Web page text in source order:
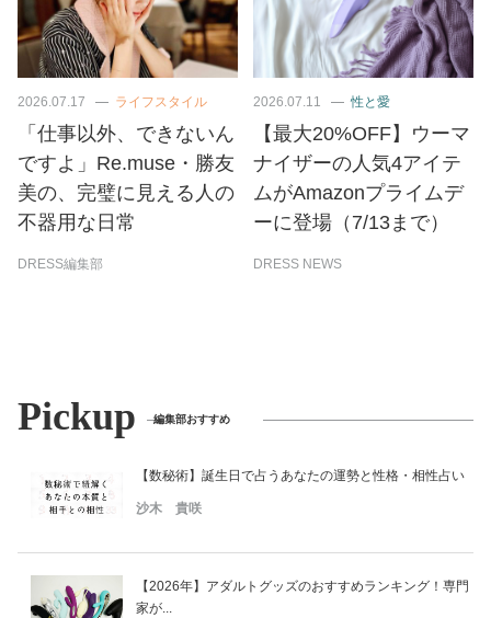
2026.07.17 ライフスタイル
「仕事以外、できないん
ですよ」Re.muse・勝友
美の、完璧に見える人の
不器用な日常
DRESS編集部
2026.07.11 性と愛
【最大20%OFF】ウーマ
ナイザーの人気4アイテ
ムがAmazonプライムデ
ーに登場（7/13まで）
DRESS NEWS
Pickup 編集部おすすめ
【数秘術】誕生日で占うあなたの運勢と性格・相性占い
沙木 貴咲
【2026年】アダルトグッズのおすすめランキング！専門
家が...